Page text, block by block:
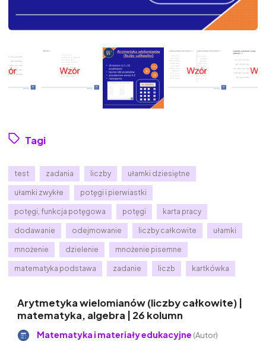
Tagi
test zadania liczby ułamki dziesiętne
ułamki zwykłe potęgi i pierwiastki
potęgi, funkcja potęgowa potęgi karta pracy
dodawanie odejmowanie liczby całkowite ułamki
mnożenie dzielenie mnożenie pisemne
matematyka podstawa zadanie liczb kartkówka
Arytmetyka wielomianów (liczby całkowite) |
matematyka, algebra | 26 kolumn
Matematyka i materiały edukacyjne (Autor)